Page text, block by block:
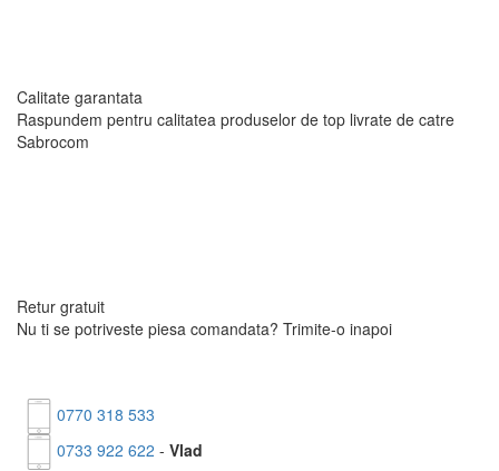
Calitate garantata
Raspundem pentru calitatea produselor de top livrate de catre
Sabrocom
Retur gratuit
Nu ti se potriveste piesa comandata? Trimite-o inapoi
0770 318 533
0733 922 622 - Vlad